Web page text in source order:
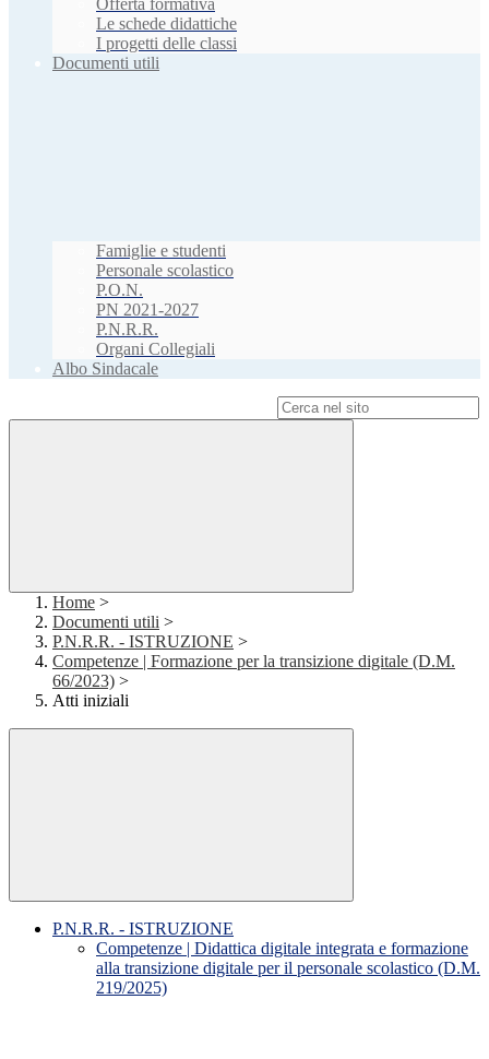
Offerta formativa
Le schede didattiche
I progetti delle classi
Documenti utili
Famiglie e studenti
Personale scolastico
P.O.N.
PN 2021-2027
P.N.R.R.
Organi Collegiali
Albo Sindacale
Home >
Documenti utili >
P.N.R.R. - ISTRUZIONE >
Competenze | Formazione per la transizione digitale (D.M.
66/2023) >
Atti iniziali
P.N.R.R. - ISTRUZIONE
Competenze | Didattica digitale integrata e formazione
alla transizione digitale per il personale scolastico (D.M.
219/2025)